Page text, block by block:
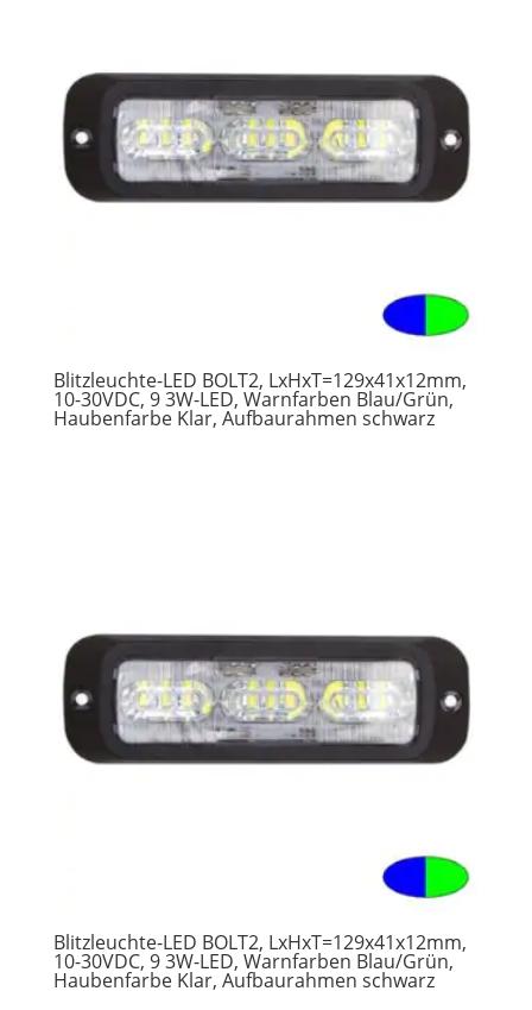
Blitzleuchte-LED BOLT2, LxHxT=129x41x12mm,
10-30VDC, 9 3W-LED, Warnfarben Blau/Grün,
Haubenfarbe Klar, Aufbaurahmen schwarz
Blitzleuchte-LED BOLT2, LxHxT=129x41x12mm,
10-30VDC, 9 3W-LED, Warnfarben Blau/Grün,
Haubenfarbe Klar, Aufbaurahmen schwarz